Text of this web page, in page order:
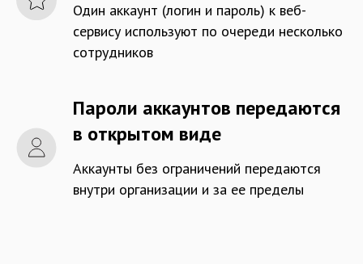
Один аккаунт (логин и пароль) к веб-
сервису используют по очереди несколько
сотрудников
Пароли аккаунтов передаются
в открытом виде
Аккаунты без ограничений передаются
внутри организации и за ее пределы